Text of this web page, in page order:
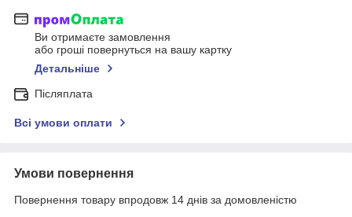
Ви отримаєте замовлення
або гроші повернуться на вашу картку
Детальніше
Післяплата
Всі умови оплати
Умови повернення
Повернення товару впродовж 14 днів за домовленістю